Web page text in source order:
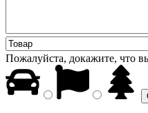
Пожалуйста, докажите, что